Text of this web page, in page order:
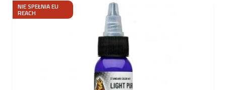
NIE SPEŁNIA EU
REACH